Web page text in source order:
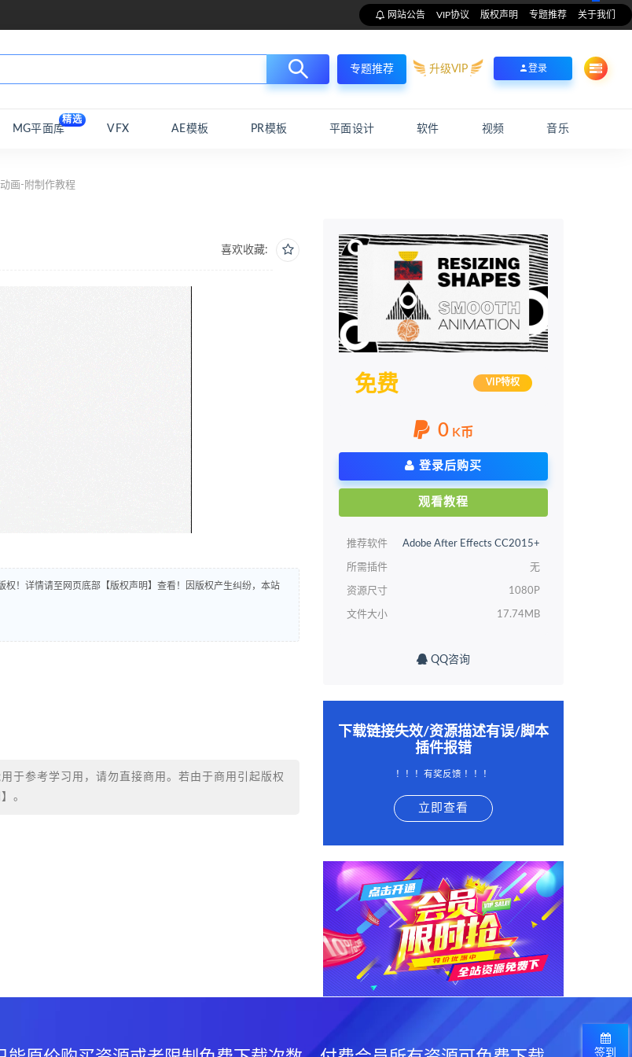
网站公告 VIP协议 版权声明 专题推荐 关于我们
专题推荐 升级VIP 登录
MG平面库
精选
VFX AE模板 PR模板 平面设计 软件 视频 音乐
画-附制作教程
喜欢收藏:
！详情请至网页底部【版权声明】查看！因版权产生纠纷，本站
于参考学习用，请勿直接商用。若由于商用引起版权
】。
免费 VIP特权
0 K币
登录后购买
观看教程
推荐软件 Adobe After Effects CC2015+
所需插件 无
资源尺寸 1080P
文件大小 17.74MB
QQ咨询
下载链接失效/资源描述有误/脚本
插件报错
！！！有奖反馈 ！！！
立即查看
签到